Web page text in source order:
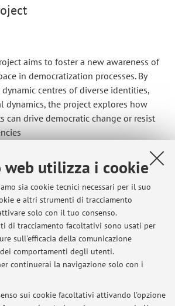
web utilizza i cookie
sia cookie tecnici necessari per il suo
e altri strumenti di tracciamento
solo con il tuo consenso.
di tracciamento facoltativi sono usati per
sull'efficacia della comunicazione
comportamenti degli utenti.
continuerai la navigazione solo con i
sui cookie facoltativi attivando l'opzione
aims to foster a new awareness of
in democratization processes. By
centres of diverse identities,
dynamics, the project explores how
can drive democratic change or resist
Ultimi avvisi
settembre h. 13-15 - Istituzioni di diritto
2025
Cittadinanza, Genere e Spazio
Urbano
2024